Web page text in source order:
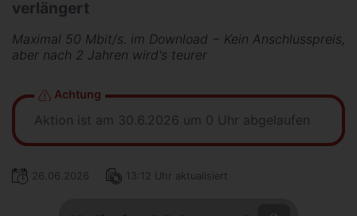
verlängert
Maximal 50 Mbit/s. im Download − Kein Anschlusspreis,
aber nach 2 Jahren wird's teurer
Achtung
Aktion ist am 30.6.2026 um 0 Uhr abgelaufen
26.06.2026 13:12 Uhr aktualisiert